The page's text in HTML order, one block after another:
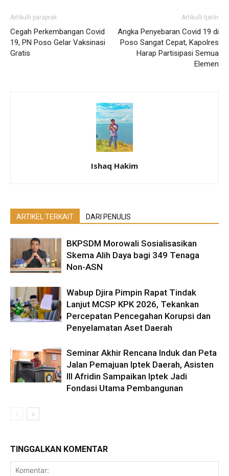
Artikulli paraprak
Cegah Perkembangan Covid
19, PN Poso Gelar Vaksinasi
Gratis
Artikulli tjetër
Angka Penyebaran Covid 19 di
Poso Sangat Cepat, Kapolres
Harap Partisipasi Semua
Elemen
Ishaq Hakim
ARTIKEL TERKAIT DARI PENULIS
BKPSDM Morowali Sosialisasikan
Skema Alih Daya bagi 349 Tenaga
Non-ASN
Wabup Djira Pimpin Rapat Tindak
Lanjut MCSP KPK 2026, Tekankan
Percepatan Pencegahan Korupsi dan
Penyelamatan Aset Daerah
Seminar Akhir Rencana Induk dan Peta
Jalan Pemajuan Iptek Daerah, Asisten
III Afridin Sampaikan Iptek Jadi
Fondasi Utama Pembangunan
TINGGALKAN KOMENTAR